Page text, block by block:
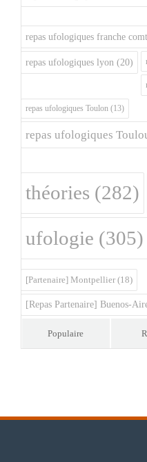
repas ufologiques franche
repas ufologiques lyon (20)
repas ufologiques Toulon (13)
repas ufologiques
théories (282)
ufologie (305)
[Partenaire] Montpellier (18)
[Repas Partenaire] Buenos-
Populaire